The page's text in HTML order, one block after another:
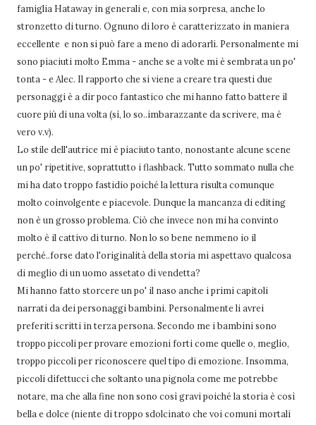
famiglia Hataway in generali e, con mia sorpresa, anche lo
stronzetto di turno. Ognuno di loro è caratterizzato in maniera
eccellente e non si può fare a meno di adorarli. Personalmente mi
sono piaciuti molto Emma - anche se a volte mi è sembrata un po'
tonta - e Alec. Il rapporto che si viene a creare tra questi due
personaggi è a dir poco fantastico che mi hanno fatto battere il
cuore più di una volta (sì, lo so..imbarazzante da scrivere, ma è
vero v.v).
Lo stile dell'autrice mi è piaciuto tanto, nonostante alcune scene
un po' ripetitive, soprattutto i flashback. Tutto sommato nulla che
mi ha dato troppo fastidio poiché la lettura risulta comunque
molto coinvolgente e piacevole. Dunque la mancanza di editing
non è un grosso problema. Ciò che invece non mi ha convinto
molto è il cattivo di turno. Non lo so bene nemmeno io il
perché..forse dato l'originalità della storia mi aspettavo qualcosa
di meglio di un uomo assetato di vendetta?
Mi hanno fatto storcere un po' il naso anche i primi capitoli
narrati da dei personaggi bambini. Personalmente li avrei
preferiti scritti in terza persona. Secondo me i bambini sono
troppo piccoli per provare emozioni forti come quelle o, meglio,
troppo piccoli per riconoscere quel tipo di emozione. Insomma,
piccoli difettucci che soltanto una pignola come me potrebbe
notare, ma che alla fine non sono così gravi poiché la storia è così
bella e dolce (niente di troppo sdolcinato che voi comuni mortali